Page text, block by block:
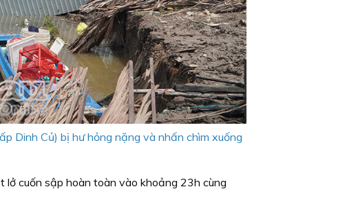
Dinh Củ) bị hư hỏng nặng và nhấn chìm xuống
cuốn sập hoàn toàn vào khoảng 23h cùng